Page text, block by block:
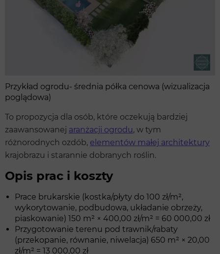
Przykład ogrodu- średnia półka cenowa (wizualizacja
poglądowa)
To propozycja dla osób, które oczekują bardziej
zaawansowanej aranżacji ogrodu, w tym
różnorodnych ozdób, elementów małej architektury
krajobrazu i starannie dobranych roślin.
Opis prac i koszty
Prace brukarskie (kostka/płyty do 100 zł/m²,
wykorytowanie, podbudowa, układanie obrzeży,
piaskowanie) 150 m² × 400,00 zł/m² = 60 000,00 zł
Przygotowanie terenu pod trawnik/rabaty
(przekopanie, równanie, niwelacja) 650 m² × 20,00
zł/m² = 13 000,00 zł